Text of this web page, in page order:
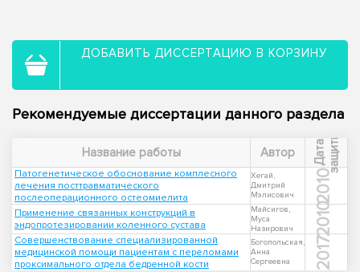
ДОБАВИТЬ ДИССЕРТАЦИЮ В КОРЗИНУ
Рекомендуемые диссертации данного раздела
Название работы Автор Д
а
т
а
з
а
щ
и
т ы
Патогенетическое обоснование комплесного
лечения посттравматического
послеоперационного остеомиелита
Хегай,
Дмитрий
Мэлисович
2010
Применение связанных конструкций в
эндопротезировании коленного сустава
Майсигов,
Муса
Назирович
2010
Совершенствование специализированной
медицинской помощи пациентам с переломами
проксимального отдела бедренной кости
Богопольская,
Анна
Сергеевна
2017